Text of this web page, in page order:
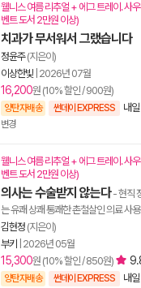
웰니스 여름 리추얼 + 에그 트레이. 사
벤트 도서 2만원 이상)
치과가 무서워서 그랬습니다
정윤주(지은이)
이상한빛 2026년 07월
16,200원 (10% 할인 / 900원)
양탄자배송 썬데이 EXPRESS 내
변경
웰니스 여름 리추얼 + 에그 트레이. 사
벤트 도서 2만원 이상)
의사는 수술받지 않는다- 현직
는 유쾌 상쾌 통쾌한 촌철살인 의료 사
김현정 (지은이)
부키
2026년 05월
15,300원 (10% 할인 / 850원)
양탄자배송 썬데이 EXPRESS 내